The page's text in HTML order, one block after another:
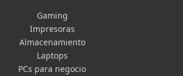
Gaming
Impresoras
Almacenamiento
Laptops
PCs para negocio